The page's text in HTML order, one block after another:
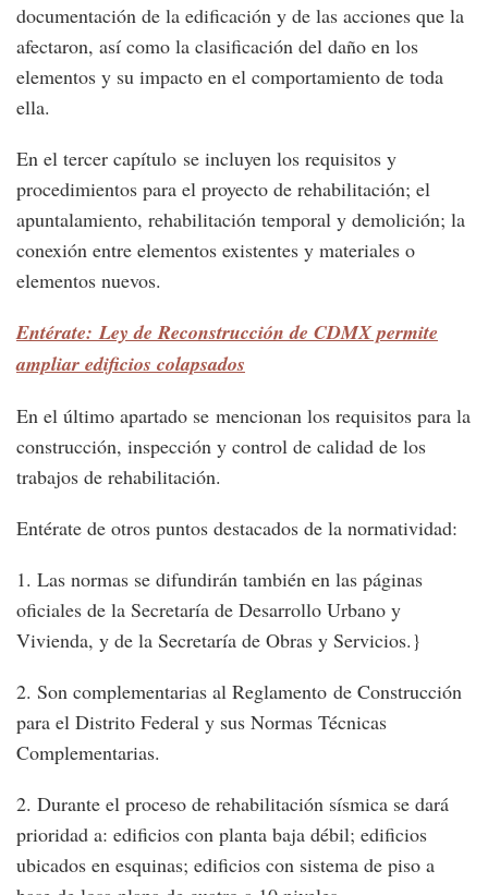
documentación de la edificación y de las acciones que la
afectaron, así como la clasificación del daño en los
elementos y su impacto en el comportamiento de toda
ella.
En el tercer capítulo se incluyen los requisitos y
procedimientos para el proyecto de rehabilitación; el
apuntalamiento, rehabilitación temporal y demolición; la
conexión entre elementos existentes y materiales o
elementos nuevos.
Entérate: Ley de Reconstrucción de CDMX permite
ampliar edificios colapsados
En el último apartado se mencionan los requisitos para la
construcción, inspección y control de calidad de los
trabajos de rehabilitación.
Entérate de otros puntos destacados de la normatividad:
1. Las normas se difundirán también en las páginas
oficiales de la Secretaría de Desarrollo Urbano y
Vivienda, y de la Secretaría de Obras y Servicios.}
2. Son complementarias al Reglamento de Construcción
para el Distrito Federal y sus Normas Técnicas
Complementarias.
2. Durante el proceso de rehabilitación sísmica se dará
prioridad a: edificios con planta baja débil; edificios
ubicados en esquinas; edificios con sistema de piso a